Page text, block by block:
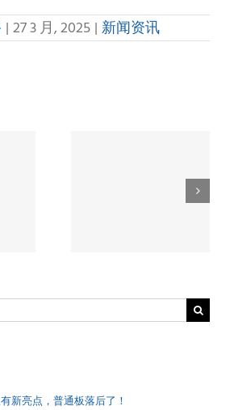
| 27 3 月, 2025 | 新闻资讯
突发！pcb高频
电路板有新亮
新亮点，普通板落后了！